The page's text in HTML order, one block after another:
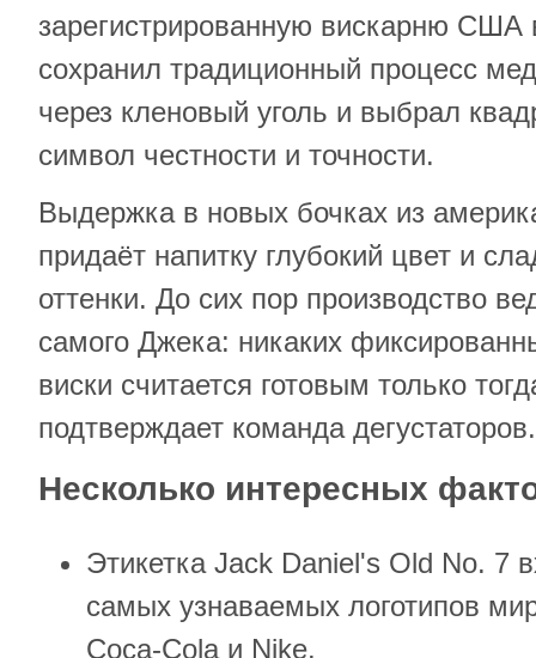
зарегистрированную вискарню США
сохранил традиционный процесс
через кленовый уголь и выбрал
символ честности и точности.
Выдержка в новых бочках из
придаёт напитку глубокий цвет и
оттенки. До сих пор производство
самого Джека: никаких
виски считается готовым только
подтверждает команда дегустаторов.
Несколько интересных
Этикетка Jack Daniel's Old No. 7
самых узнаваемых логотипов
Coca-Cola и Nike.